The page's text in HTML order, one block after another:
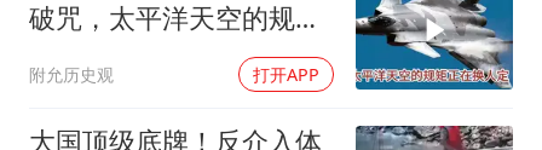
破咒，太平洋天空的规矩
附允历史观 打开APP
大国顶级底牌！反介入体